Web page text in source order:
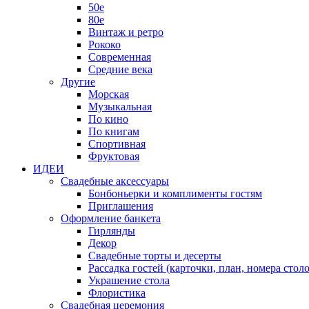
50е
80е
Винтаж и ретро
Рококо
Современная
Средние века
Другие
Морская
Музыкальная
По кино
По книгам
Спортивная
Фруктовая
ИДЕИ
Свадебные аксессуары
Бонбоньерки и комплименты гостям
Приглашения
Оформление банкета
Гирлянды
Декор
Свадебные торты и десерты
Рассадка гостей (карточки, план, номера
Украшение стола
Флористика
Свадебная церемония